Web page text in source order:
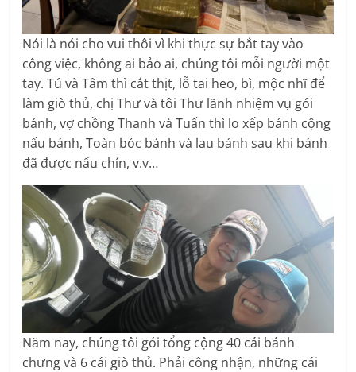
Nói là nói cho vui thôi vì khi thực sự bắt tay vào
công việc, không ai bảo ai, chúng tôi mỗi người một
tay. Tú và Tâm thì cắt thịt, lỗ tai heo, bì, mộc nhĩ để
làm giò thủ, chị Thư và tôi Thư lãnh nhiệm vụ gói
bánh, vợ chồng Thanh và Tuấn thì lo xếp bánh cộng
nấu bánh, Toàn bóc bánh và lau bánh sau khi bánh
đã được nấu chín, v.v…
Năm nay, chúng tôi gói tổng cộng 40 cái bánh
chưng và 6 cái giò thủ. Phải công nhận, những cái